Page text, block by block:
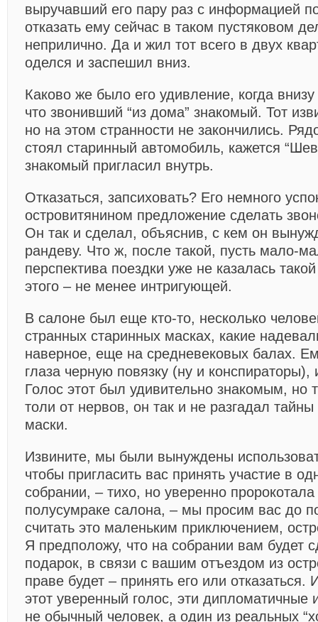
выручавший его пару раз с информацией
отказать ему сейчас в таком пустяковом
неприлично. Да и жил тот всего в двух
оделся и заспешил вниз.
Каково же было его удивление, когда внизу
что звонивший “из дома” знакомый. Тот
но на этом странности не закончились.
стоял старинный автомобиль, кажется
знакомый пригласил внутрь.
Отказаться, запсиховать? Его немного
островитянином предложение сделать
Он так и сделал, объяснив, с кем он
рандеву. Что ж, после такой, пусть мало-
перспектива поездки уже не казалась
этого – не менее интригующей.
В салоне был еще кто-то, несколько
странных старинных масках, какие
наверное, еще на средневековых балах.
глаза черную повязку (ну и
Голос этот был удивительно знакомым, но
толи от нервов, он так и не разгадал
маски.
Извините, мы были вынуждены
чтобы пригласить вас принять участие в
собрании, – тихо, но уверенно
полусумраке салона, – мы просим вас до
считать это маленьким приключением,
Я предположу, что на собрании вам будет
подарок, в связи с вашим отъездом из
праве будет – принять его или отказаться.
этот уверенный голос, эти дипломатичные
не обычный человек, а один из реальных